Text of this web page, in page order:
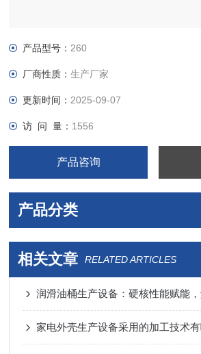
产品型号： 260
厂商性质：生产厂家
更新时间： 2025-09-07
访 问 量： 1556
产品咨询
产品分类
相关文章 RELATED ARTICLES
家电外壳生产设备采用的加工技术